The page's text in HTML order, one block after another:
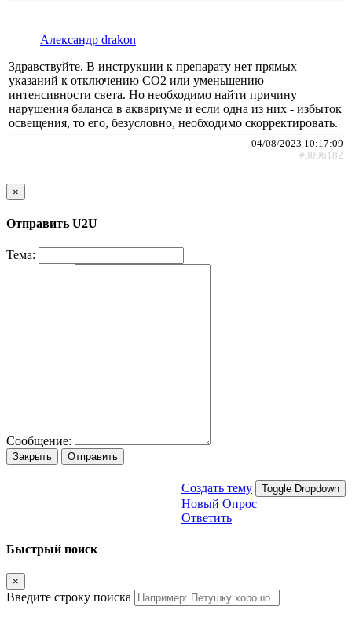
Александр drakon
Здравствуйте. В инструкции к препарату нет прямых
указаний к отключению СО2 или уменьшению
интенсивности света. Но необходимо найти причину
нарушения баланса в аквариуме и если одна из них - избыток
освещения, то его, безусловно, необходимо скорректировать.
04/08/2023 10:17:09
#3096182
×
Отправить U2U
Тема:
Сообщение:
Закрыть Отправить
Создать тему Toggle Dropdown
Новый Опрос
Ответить
Быстрый поиск
×
Введите строку поиска